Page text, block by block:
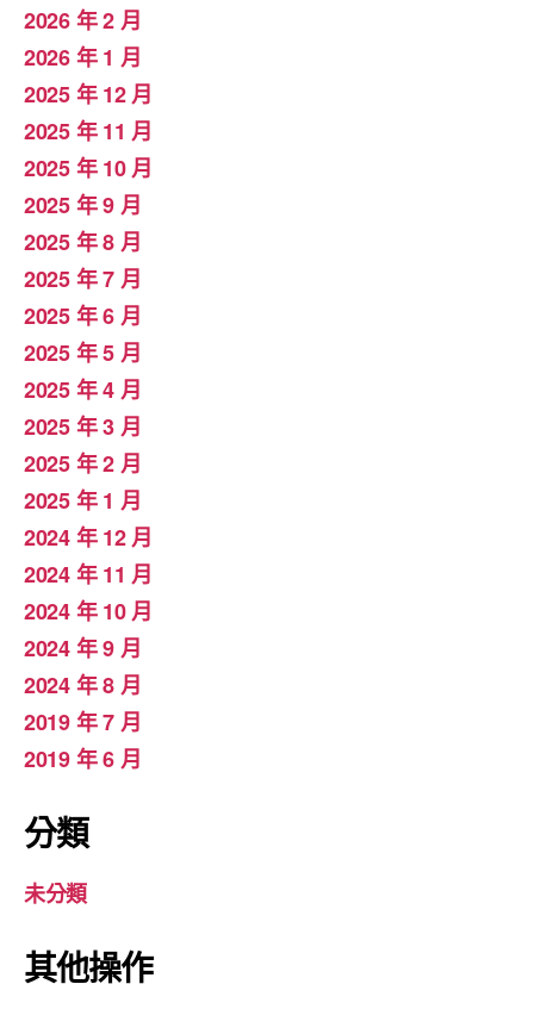
2026 年 2 月
2026 年 1 月
2025 年 12 月
2025 年 11 月
2025 年 10 月
2025 年 9 月
2025 年 8 月
2025 年 7 月
2025 年 6 月
2025 年 5 月
2025 年 4 月
2025 年 3 月
2025 年 2 月
2025 年 1 月
2024 年 12 月
2024 年 11 月
2024 年 10 月
2024 年 9 月
2024 年 8 月
2019 年 7 月
2019 年 6 月
分類
未分類
其他操作